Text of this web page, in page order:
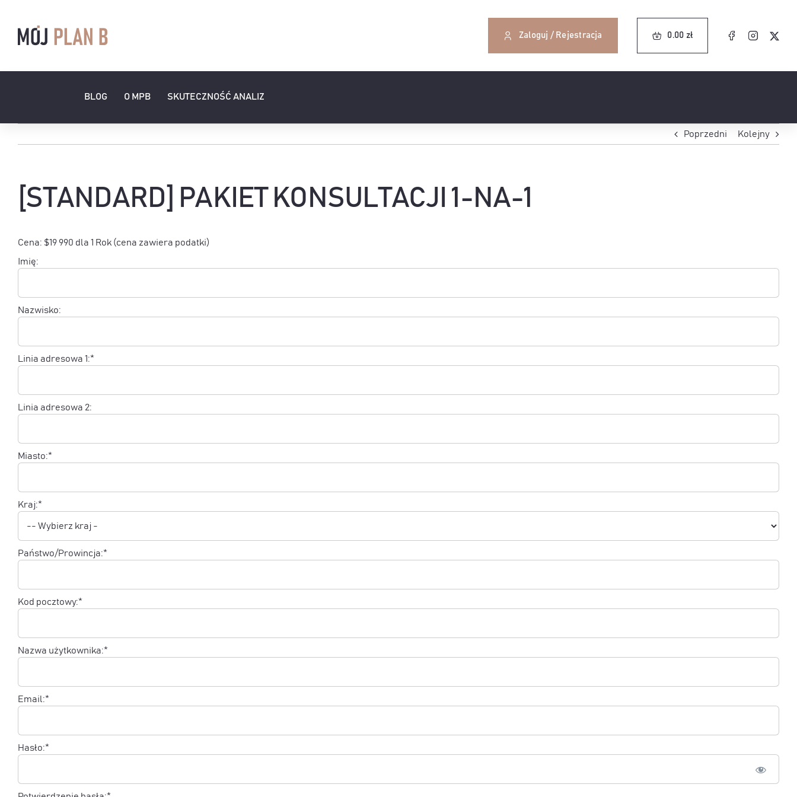
zawartości
Zaloguj / Rejestracja 0.00 zł
BLOG O MPB SKUTECZNOŚĆ ANALIZ
Poprzedni Kolejny
[STANDARD] PAKIET KONSULTACJI 1-NA-1
Cena: $19 990 dla 1 Rok (cena zawiera podatki)
Imię:
Nazwisko:
Linia adresowa 1:*
Linia adresowa 2:
Miasto:*
Kraj:*
Państwo/Prowincja:*
Kod pocztowy:*
Nazwa użytkownika:*
Email:*
Hasło:*